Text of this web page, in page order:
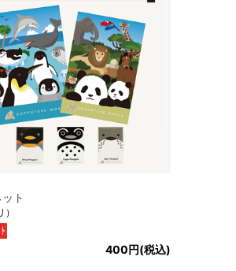
ト
）
400円(税込)